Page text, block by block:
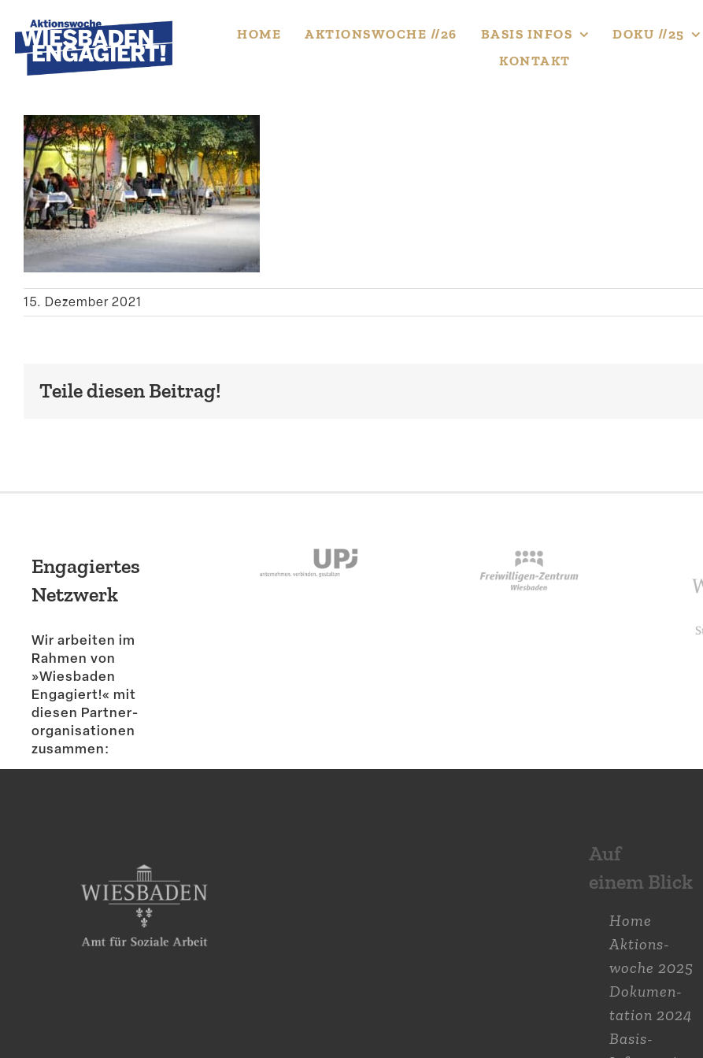
to
content
HOME AKTIONS­WOCHE //26 BASIS INFOS DOKU //25
KONTAKT
15. Dezember 2021
Teile diesen Beitrag!
Engagiertes
Netzwerk
Wir arbeiten im
Rahmen von
»Wiesbaden
Engagiert!« mit
diesen Partner­
or­ga­ni­sa­tionen
zusammen:
Auf
einem Blick
Home
Aktions­
woche 2025
Dokumen­
tation 2024
Basis-